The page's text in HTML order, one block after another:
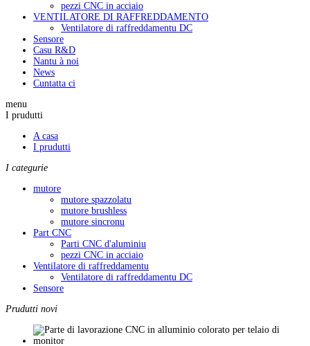
pezzi CNC in acciaio
VENTILATORE DI RAFFREDDAMENTO
Ventilatore di raffreddamentu DC
Sensore
Casu R&D
Nantu à noi
News
Cuntatta ci
menu
I prudutti
A casa
I prudutti
I categurie
mutore
mutore spazzolatu
mutore brushless
mutore sincronu
Part CNC
Parti CNC d'aluminiu
pezzi CNC in acciaio
Ventilatore di raffreddamentu
Ventilatore di raffreddamentu DC
Sensore
Prudutti novi